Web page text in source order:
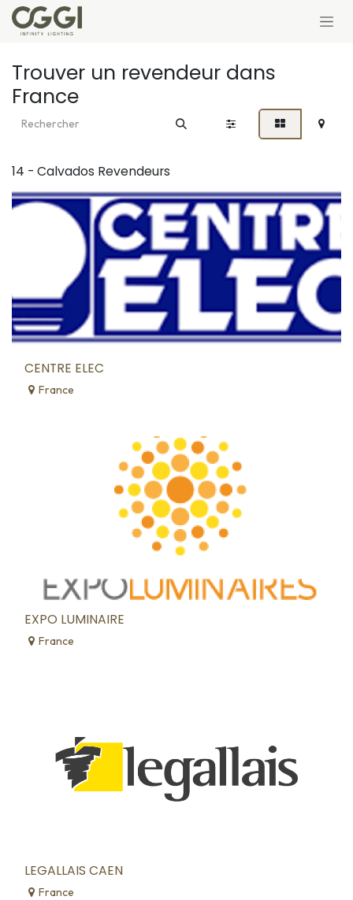
Se rendre au contenu
Trouver un revendeur dans
France
14 - Calvados Revendeurs
CENTRE ELEC
France
EXPO LUMINAIRE
France
LEGALLAIS CAEN
France